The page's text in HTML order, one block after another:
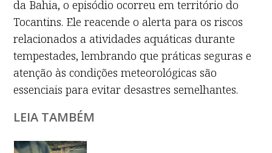
da Bahia, o episódio ocorreu em território do
Tocantins. Ele reacende o alerta para os riscos
relacionados a atividades aquáticas durante
tempestades, lembrando que práticas seguras e
atenção às condições meteorológicas são
essenciais para evitar desastres semelhantes.
LEIA TAMBÉM